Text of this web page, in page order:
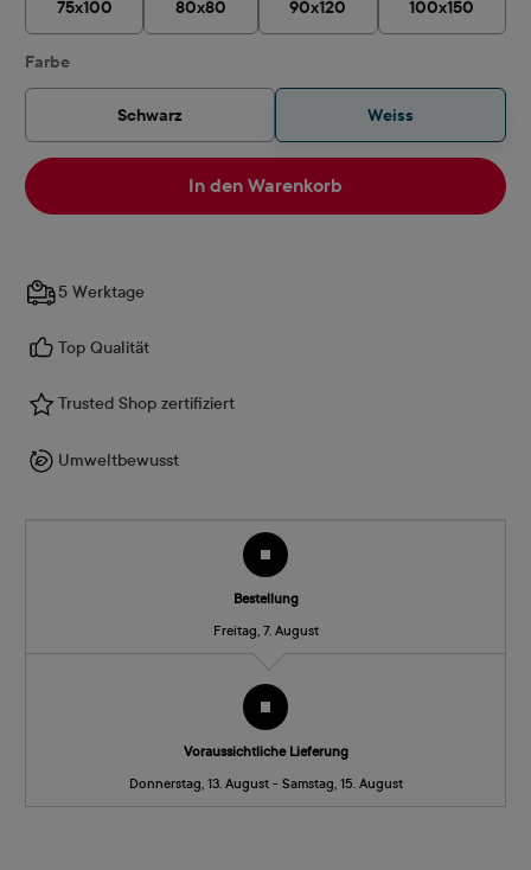
75x100 80x80 90x120 100x150
Farbeauswählen
Schwarz Weiss
In den Warenkorb
5 Werktage
Top Qualität
Trusted Shop zertifiziert
Umweltbewusst
Bestellung
Freitag, 7. August
Voraussichtliche Lieferung
Donnerstag, 13. August - Samstag, 15. August